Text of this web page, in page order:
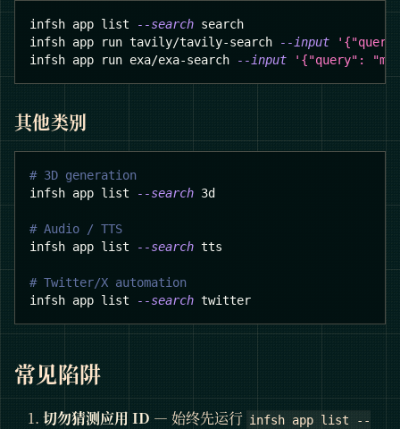
infsh app list --search search
infsh app run tavily/tavily-search
--input
infsh app run exa/exa-search
--input '{"query":
其他类别
# 3D generation
infsh app list
--search 3d
# Audio / TTS
infsh app list
--search tts
# Twitter/X automation
infsh app list
--search twitter
常见陷阱
切勿猜测应用 ID — 始终先运行 infsh app list --